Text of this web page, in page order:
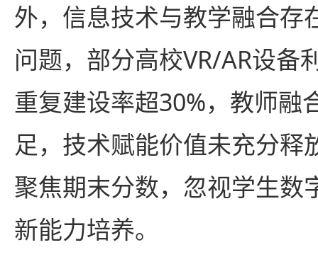
外，信息技术与教学融合存
问题，部分高校VR/AR设备
重复建设率超30%，教师融
足，技术赋能价值未充分释
聚焦期末分数，忽视学生数
新能力培养。